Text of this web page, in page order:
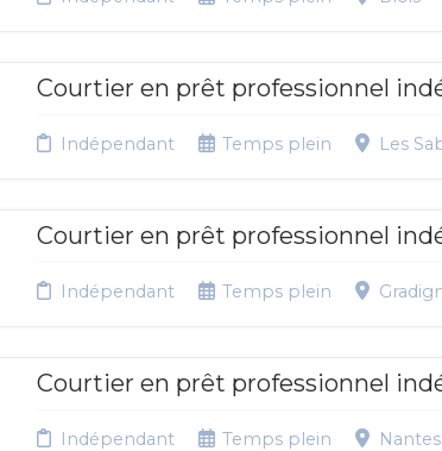
Courtier en prêt professionnel
Indépendant Temps plein Les
Courtier en prêt professionnel
Indépendant Temps plein
Courtier en prêt professionnel
Indépendant Temps plein Nantes